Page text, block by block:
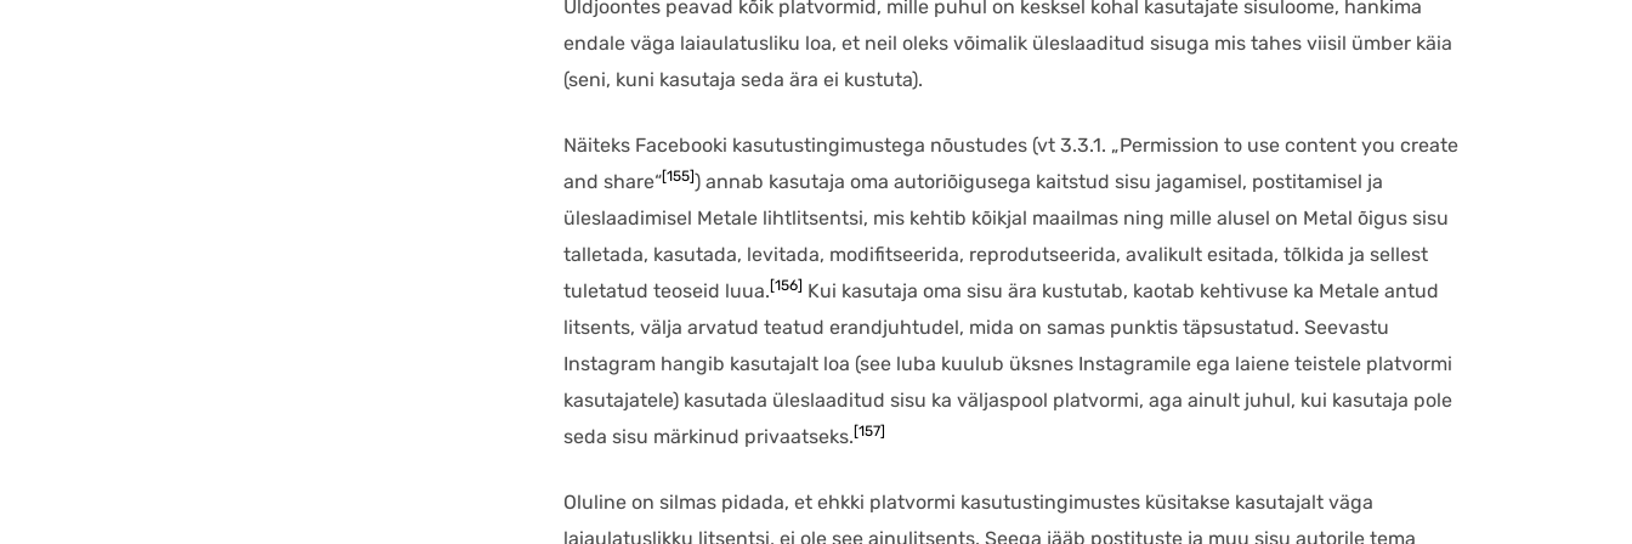
Üldjoontes peavad kõik platvormid, mille puhul on kesksel kohal kasutajate sisuloome, hankima
endale väga laiaulatusliku loa, et neil oleks võimalik üleslaaditud sisuga mis tahes viisil ümber käia
(seni, kuni kasutaja seda ära ei kustuta).
Näiteks Facebooki kasutustingimustega nõustudes (vt 3.3.1. „Permission to use content you create
and share“[155]) annab kasutaja oma autoriõigusega kaitstud sisu jagamisel, postitamisel ja
üleslaadimisel Metale lihtlitsentsi, mis kehtib kõikjal maailmas ning mille alusel on Metal õigus sisu
talletada, kasutada, levitada, modifitseerida, reprodutseerida, avalikult esitada, tõlkida ja sellest
tuletatud teoseid luua. [156] Kui kasutaja oma sisu ära kustutab, kaotab kehtivuse ka Metale antud
litsents, välja arvatud teatud erandjuhtudel, mida on samas punktis täpsustatud. Seevastu
Instagram hangib kasutajalt loa (see luba kuulub üksnes Instagramile ega laiene teistele platvormi
kasutajatele) kasutada üleslaaditud sisu ka väljaspool platvormi, aga ainult juhul, kui kasutaja pole
seda sisu märkinud privaatseks. [157]
Oluline on silmas pidada, et ehkki platvormi kasutustingimustes küsitakse kasutajalt väga
laiaulatuslikku litsentsi, ei ole see ainulitsents. Seega jääb postituste ja muu sisu autorile tema